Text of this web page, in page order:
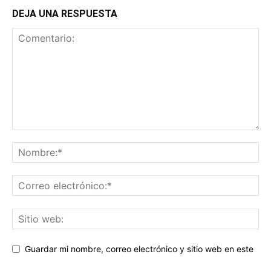
DEJA UNA RESPUESTA
Guardar mi nombre, correo electrónico y sitio web en este